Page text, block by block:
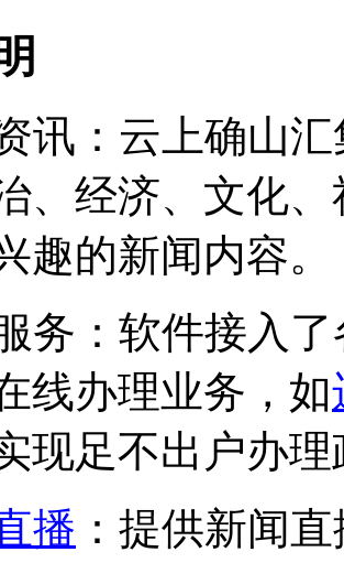
讯：云上确山
、经济、文化
趣的新闻内容。
务：软件接入
线办理业务，如
现足不出户办理
播 ：提供新闻